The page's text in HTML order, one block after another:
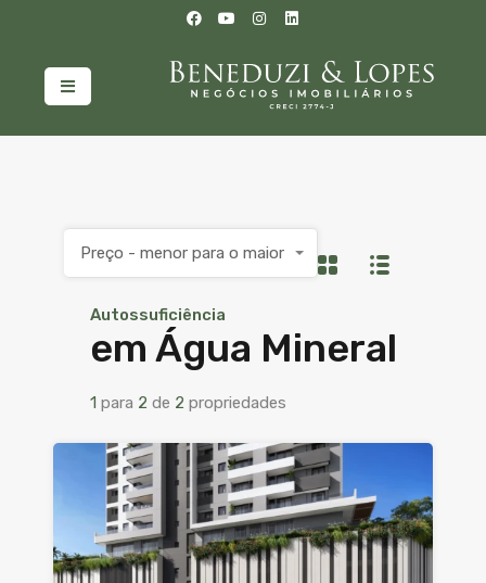
Autossuficiência
em Água Mineral
1 para 2 de 2 propriedades
Preço - menor para o maior